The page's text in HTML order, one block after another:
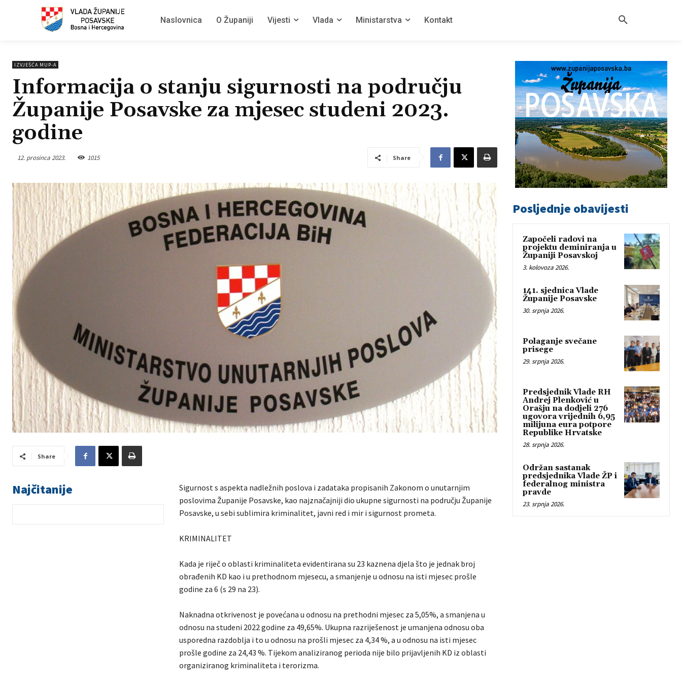
Naslovnica O Županiji Vijesti Vlada Ministarstva Kontakt
IZVJEŠĆA MUP-A
Informacija o stanju sigurnosti na području
Županije Posavske za mjesec studeni 2023.
godine
12. prosinca 2023. 1015 Share
Share
Najčitanije
Sigurnost s aspekta nadležnih poslova i zadataka propisanih Zakonom o unutarnjim
poslovima Županije Posavske, kao najznačajniji dio ukupne sigurnosti na području Županije
Posavske, u sebi sublimira kriminalitet, javni red i mir i sigurnost prometa.
KRIMINALITET
Kada je riječ o oblasti kriminaliteta evidentirana su 23 kaznena djela što je jednak broj
obrađenih KD kao i u prethodnom mjesecu, a smanjenje u odnosu na isti mjesec prošle
godine za 6 (s 29 na 23).
Naknadna otkrivenost je povećana u odnosu na prethodni mjesec za 5,05%, a smanjena u
odnosu na studeni 2022 godine za 49,65%. Ukupna razriješenost je umanjena odnosu oba
usporedna razdoblja i to u odnosu na prošli mjesec za 4,34 %, a u odnosu na isti mjesec
prošle godine za 24,43 %. Tijekom analiziranog perioda nije bilo prijavljenih KD iz oblasti
organiziranog kriminaliteta i terorizma.
Posljednje obavijesti
Započeli radovi na
projektu deminiranja u
Županiji Posavskoj
3. kolovoza 2026.
141. sjednica Vlade
Županije Posavske
30. srpnja 2026.
Polaganje svečane
prisege
29. srpnja 2026.
Predsjednik Vlade RH
Andrej Plenković u
Orašju na dodjeli 276
ugovora vrijednih 6,95
milijuna eura potpore
Republike Hrvatske
28. srpnja 2026.
Održan sastanak
predsjednika Vlade ŽP i
federalnog ministra
pravde
23. srpnja 2026.